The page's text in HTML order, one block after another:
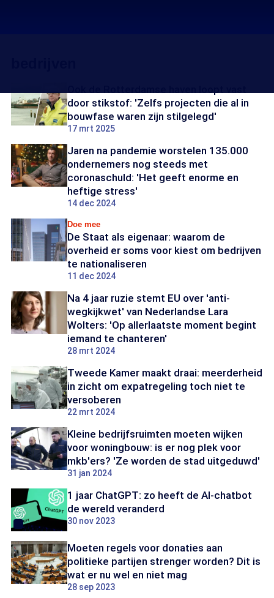
door stikstof: 'Zelfs projecten die al in
bouwfase waren zijn stilgelegd'
17 mrt 2025
Jaren na pandemie worstelen 135.000
ondernemers nog steeds met
coronaschuld: 'Het geeft enorme en
heftige stress'
14 dec 2024
Doe mee
De Staat als eigenaar: waarom de
overheid er soms voor kiest om bedrijven
te nationaliseren
11 dec 2024
Na 4 jaar ruzie stemt EU over 'anti-
wegkijkwet' van Nederlandse Lara
Wolters: 'Op allerlaatste moment begint
iemand te chanteren'
28 mrt 2024
Tweede Kamer maakt draai: meerderheid
in zicht om expatregeling toch niet te
versoberen
22 mrt 2024
Kleine bedrijfsruimten moeten wijken
voor woningbouw: is er nog plek voor
mkb'ers? 'Ze worden de stad uitgeduwd'
31 jan 2024
1 jaar ChatGPT: zo heeft de AI-chatbot
de wereld veranderd
30 nov 2023
Moeten regels voor donaties aan
politieke partijen strenger worden? Dit is
wat er nu wel en niet mag
28 sep 2023